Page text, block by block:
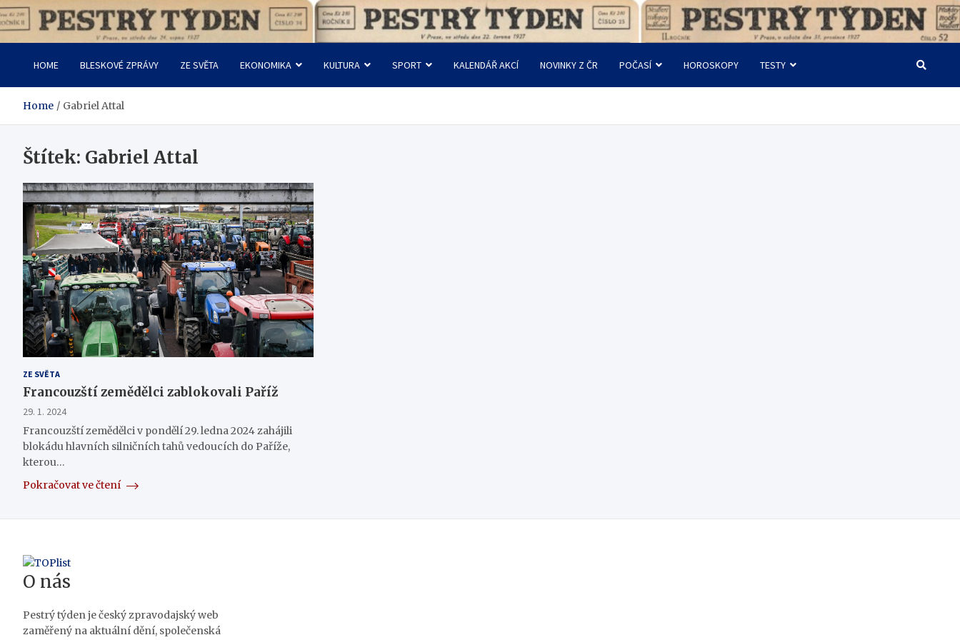
Skip
to
Pestrý Týden
HOME BLESKOVÉ ZPRÁVY ZE SVĚTA EKONOMIKA KULTURA SPORT KALENDÁŘ AKCÍ NOVINKY Z ČR POČASÍ HOROSKOPY TESTY
Home Gabriel Attal
Štítek: Gabriel Attal
ZE SVĚTA
Francouzští zemědělci zablokovali Paříž
29. 1. 2024
Francouzští zemědělci v pondělí 29. ledna 2024 zahájili
blokádu hlavních silničních tahů vedoucích do Paříže,
kterou…
Pokračovat ve čtení
O nás
Pestrý týden je český zpravodajský web
zaměřený na aktuální dění, společenská